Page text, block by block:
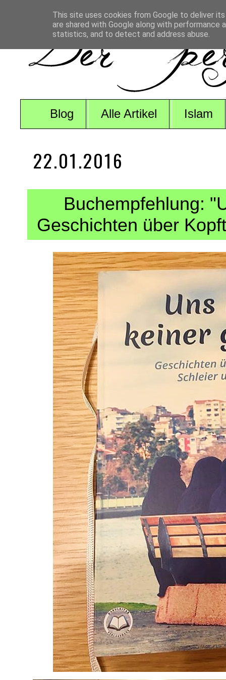
Blog Alle Artikel Islam
22.01.2016
Buchempfehlung:
Geschichten über
This site uses cookies from Google to deliver
are shared with Google along with
statistics, and to detect and address abuse.